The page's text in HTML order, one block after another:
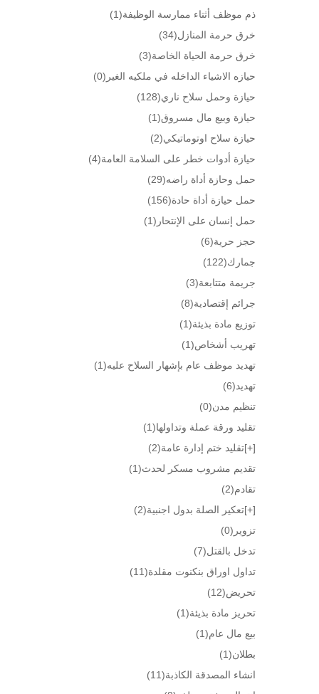
ذم موظف أثتاء ممارسة الوظيفة(1)
خرق حرمة المنازل(34)
خرق حرمة الحياة الخاصة(3)
حيازه الاشياء الداخله في ملكيه الغير (0)
حيازة وحمل سلاح ناري(128)
حيازة وبيع مال مسروق(1)
حيازة سلاح اوتوماتيكي(2)
حيازة أدوات خطر على السلامة العامة(4)
حمل وحازة أداة راضه(29)
حمل حيازة أداة حادة(156)
حمل إنسان على الإنتحار (1)
حجز حرية(6)
جمارك(122)
جريمة متتابعة(3)
جرائم إقتصادية(8)
توزيع مادة بذيئة(1)
تهريب أشخاص(1)
تهديد موظف عام بإشهار السلاح عليه(1)
تهديد(6)
تنظيم مدن(0)
تقليد ورقة عملة وتداولها(1)
[+]تقليد ختم إدارة عامة(2)
تقديم مشروب مسكر لحدث(1)
تقادم(2)
[+]تعكير الصلة بدول اجنبية(2)
تزوير (0)
تدخل بالقتل(7)
تداول اوراق بنكنوت مقلدة(11)
تحريض(12)
تحريز مادة بذيئة(1)
بيع مال عام(1)
بطلان(1)
انشاء المصدقة الكاذبة(11)